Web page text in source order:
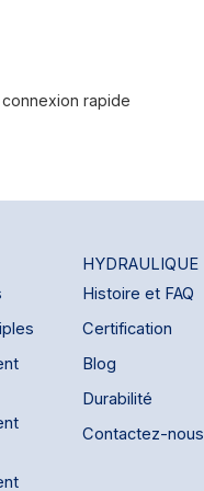
rapide
HYDRAULIQUE
Histoire et FAQ
Certification
Blog
Durabilité
Contactez-nous